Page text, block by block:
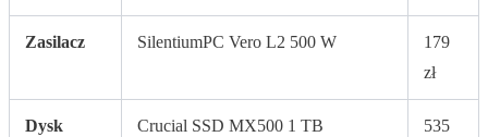
Zasilacz SilentiumPC Vero L2 500 W
179
zł
Dysk Crucial SSD MX500 1 TB
535